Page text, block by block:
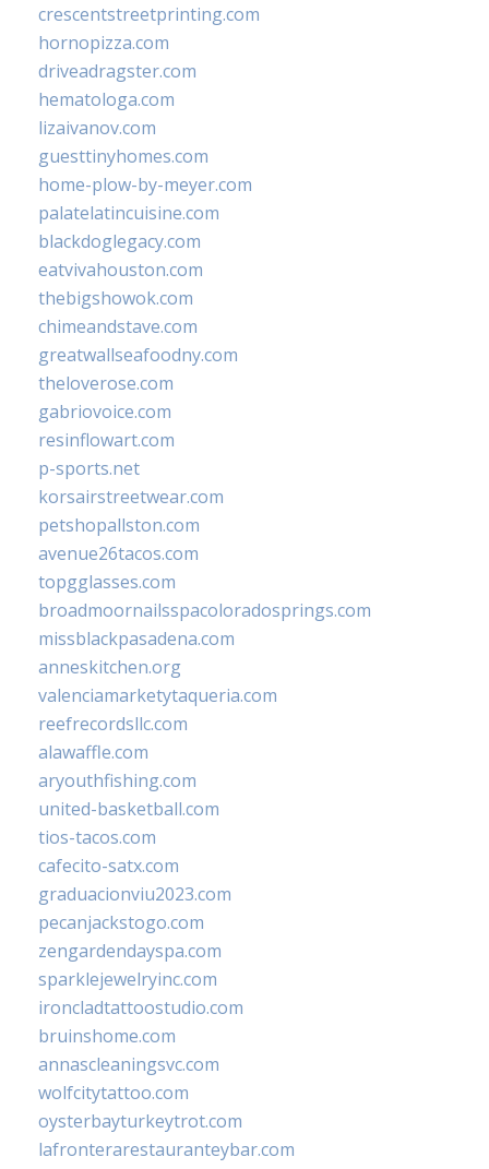
crescentstreetprinting.com
hornopizza.com
driveadragster.com
hematologa.com
lizaivanov.com
guesttinyhomes.com
home-plow-by-meyer.com
palatelatincuisine.com
blackdoglegacy.com
eatvivahouston.com
thebigshowok.com
chimeandstave.com
greatwallseafoodny.com
theloverose.com
gabriovoice.com
resinflowart.com
p-sports.net
korsairstreetwear.com
petshopallston.com
avenue26tacos.com
topgglasses.com
broadmoornailsspacoloradosprings.com
missblackpasadena.com
anneskitchen.org
valenciamarketytaqueria.com
reefrecordsllc.com
alawaffle.com
aryouthfishing.com
united-basketball.com
tios-tacos.com
cafecito-satx.com
graduacionviu2023.com
pecanjackstogo.com
zengardendayspa.com
sparklejewelryinc.com
ironcladtattoostudio.com
bruinshome.com
annascleaningsvc.com
wolfcitytattoo.com
oysterbayturkeytrot.com
lafronterarestauranteybar.com